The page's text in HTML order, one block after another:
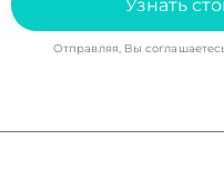
Узнать
Отправляя, Вы